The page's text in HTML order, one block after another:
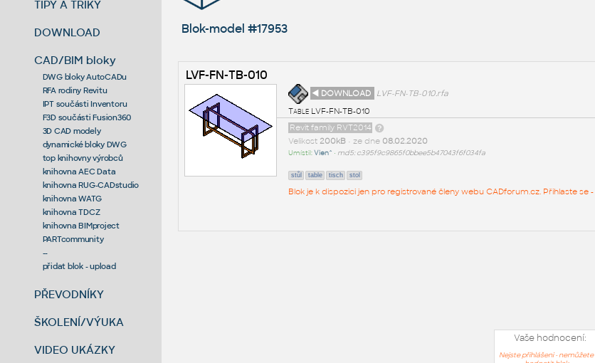
TIPY A TRIKY
DOWNLOAD
CAD/BIM bloky
DWG bloky AutoCADu
RFA rodiny Revitu
IPT součásti Inventoru
F3D součásti Fusion360
3D CAD modely
dynamické bloky DWG
top knihovny výrobců
knihovna AEC Data
knihovna RUG-CADstudio
knihovna WATG
knihovna TDCZ
knihovna BIMproject
PARTcommunity
--
přidat blok - upload
PŘEVODNÍKY
ŠKOLENÍ/VÝUKA
VIDEO UKÁZKY
Blok-model #17953
LVF-FN-TB-010
◄ DOWNLOAD
LVF-FN-TB-010.rfa
Table LVF-FN-TB-010
Revit family RVT2014
Velikost 200kB• ze dne 08.02.2020
Umístil:Vien^ • md5: c395f9c9865f0bbee5b47043f6f034fa
stůl table tisch stol
Blok je k dispozici jen pro registrované členy webu CADforum.cz. Přihlaste se -
Vaše hodnocení:
Nejste přihlášeni - nemůžete